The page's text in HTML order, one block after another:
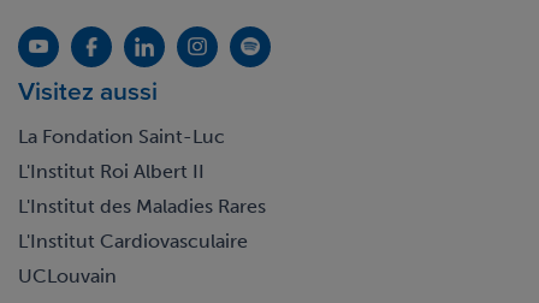
Visitez aussi
La Fondation Saint-Luc
L'Institut Roi Albert II
L'Institut des Maladies Rares
L'Institut Cardiovasculaire
UCLouvain